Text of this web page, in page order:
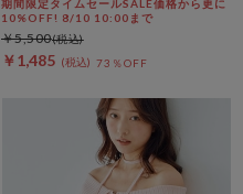
期間限定タイムセールSALE価格から更に
10%OFF! 8/10 10:00まで
￥1,485 73％OFF
￥5,500